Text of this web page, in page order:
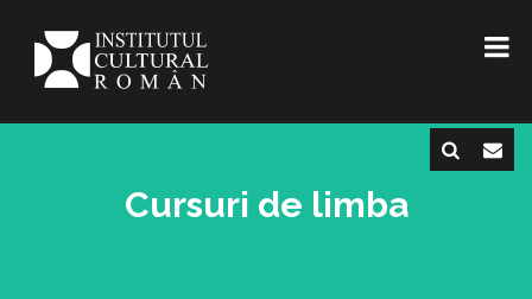
Cursuri de limba